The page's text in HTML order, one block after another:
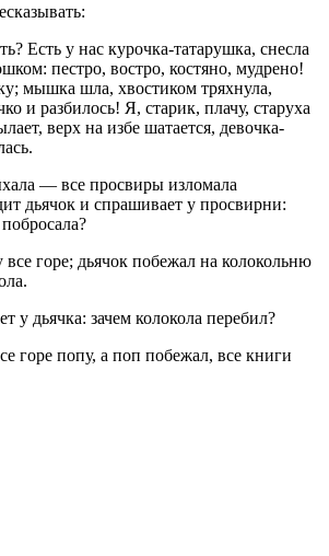
Есть у нас курочка-татарушка, снесла
пестро, востро, костяно, мудрено!
мышка шла, хвостиком тряхнула,
и разбилось! Я, старик, плачу, старуха
верх на избе шатается, девочка-
— все просвиры изломала
дьячок и спрашивает у просвирни:
все горе; дьячок побежал на колокольню
у дьячка: зачем колокола перебил?
горе попу, а поп побежал, все книги